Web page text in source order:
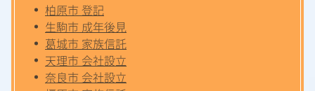
柏原市 登記
生駒市 成年後見
葛城市 家族信託
天理市 会社設立
奈良市 会社設立